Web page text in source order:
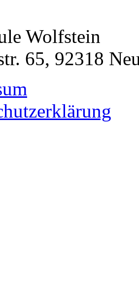
Wolfstein
65, 92318